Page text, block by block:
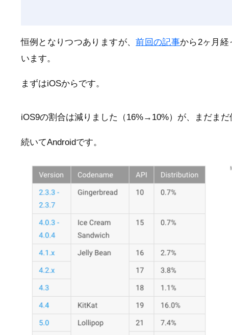
恒例となりつつありますが、前回の記事から2ヶ月経
います。
まずはiOSからです。
iOS9の割合は減りました（16%→10%）が、まだまだ
続いてAndroidです。